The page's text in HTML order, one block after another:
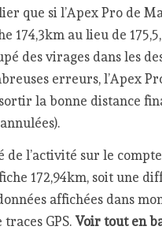
que si l’Apex Pro de
174,3km au lieu de 175,5,
des virages dans les
erreurs, l’Apex
la bonne distance
de l’activité sur le
172,94km, soit une
affichées dans
GPS. Voir tout en